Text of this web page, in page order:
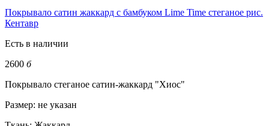
Покрывало сатин жаккард с бамбуком Lime Time стеганое рис.
Кентавр
Есть в наличии
2600 б
Покрывало стеганое сатин-жаккард "Хиос"
Размер: не указан